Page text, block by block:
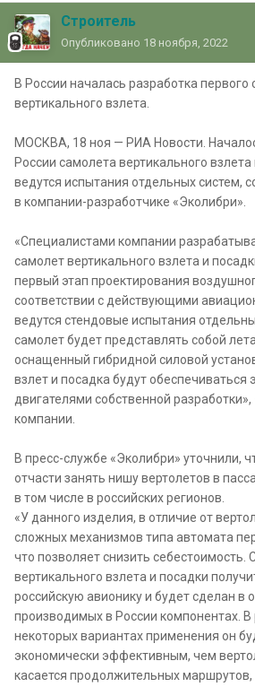
Строитель
Опубликовано 18 ноября, 2022
В России началась разработка первого
вертикального взлета.
МОСКВА, 18 ноя — РИА Новости.
России самолета вертикального
ведутся испытания отдельных систем,
в компании-разработчике «Эколибри».
«Специалистами компании
самолет вертикального взлета и
первый этап проектирования
соответствии с действующими
ведутся стендовые испытания
самолет будет представлять собой
оснащенный гибридной силовой
взлет и посадка будут обеспечиваться
двигателями собственной
компании.
В пресс-службе «Эколибри» уточнили,
отчасти занять нишу вертолетов в
в том числе в российских регионов.
«У данного изделия, в отличие от
сложных механизмов типа автомата
что позволяет снизить себестоимость.
вертикального взлета и посадки
российскую авионику и будет сделан в
производимых в России компонентах. В
некоторых вариантах применения он
экономически эффективным, чем
касается продолжительных маршрутов,